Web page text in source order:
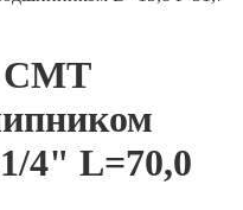
CMT
4" L=70,0